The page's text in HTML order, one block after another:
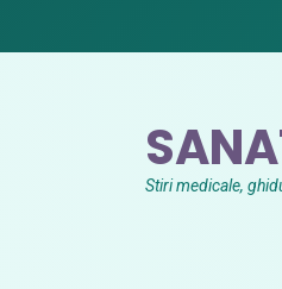
Stiri medicale,